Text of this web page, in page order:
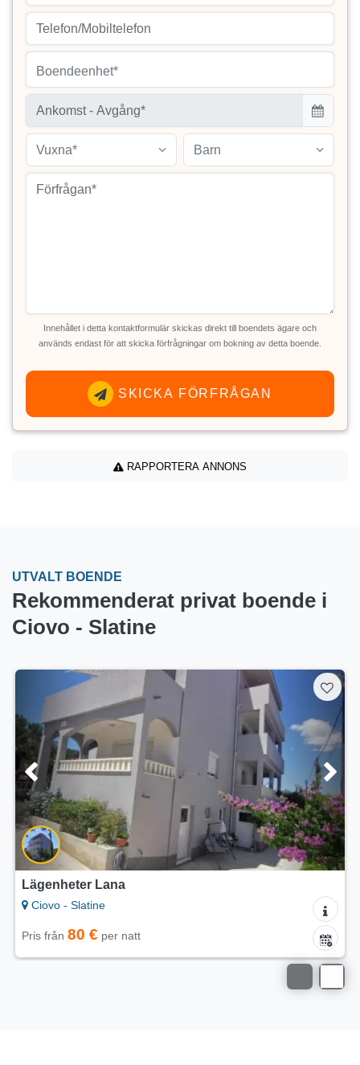
Boendeenhet*
Vuxna* Barn
Innehållet i detta kontaktformulär skickas direkt till boendets ägare och
används endast för att skicka förfrågningar om bokning av detta boende.
SKICKA FÖRFRÅGAN
RAPPORTERA ANNONS
UTVALT BOENDE
Rekommenderat privat boende i
Ciovo - Slatine
Lägenhet Dida
Ciovo - Slatine
Pris från80 €per natt